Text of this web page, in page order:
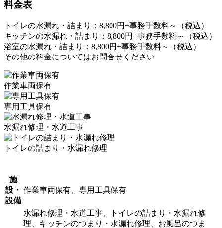
料金表
トイレの水漏れ・詰まり：8,800円+事務手数料～（税込）
キッチンの水漏れ・詰まり：8,800円+事務手数料～（税込）
浴室の水漏れ・詰まり：8,800円+事務手数料～（税込）
その他の料金についてはお問合せください
作業車両保有
専用工具保有
水漏れ修理・水道工事
トイレの詰まり・水漏れ修理
施
設・
設備
作業車両保有、専用工具保有
水漏れ修理・水道工事、トイレの詰まり・水漏れ修
理、キッチンのつまり・水漏れ修理、お風呂のつま